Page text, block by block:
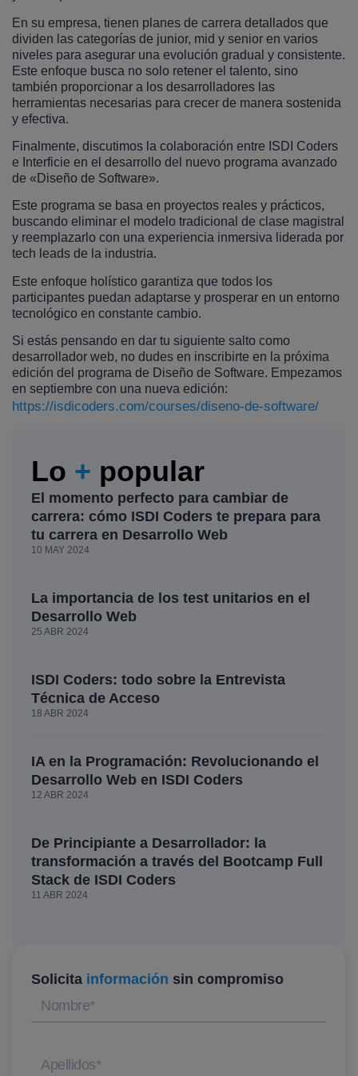
En su empresa, tienen planes de carrera detallados que
dividen las categorías de junior, mid y senior en varios
niveles para asegurar una evolución gradual y consistente.
Este enfoque busca no solo retener el talento, sino
también proporcionar a los desarrolladores las
herramientas necesarias para crecer de manera sostenida
y efectiva.
Finalmente, discutimos la colaboración entre ISDI Coders
e Interficie en el desarrollo del nuevo programa avanzado
de «Diseño de Software».
Este programa se basa en proyectos reales y prácticos,
buscando eliminar el modelo tradicional de clase magistral
y reemplazarlo con una experiencia inmersiva liderada por
tech leads de la industria.
Este enfoque holístico garantiza que todos los
participantes puedan adaptarse y prosperar en un entorno
tecnológico en constante cambio.
Si estás pensando en dar tu siguiente salto como
desarrollador web, no dudes en inscribirte en la próxima
edición del programa de Diseño de Software. Empezamos
en septiembre con una nueva edición:
https://isdicoders.com/courses/diseno-de-software/
Lo + popular
El momento perfecto para cambiar de
carrera: cómo ISDI Coders te prepara para
tu carrera en Desarrollo Web
10 MAY 2024
La importancia de los test unitarios en el
Desarrollo Web
25 ABR 2024
ISDI Coders: todo sobre la Entrevista
Técnica de Acceso
18 ABR 2024
IA en la Programación: Revolucionando el
Desarrollo Web en ISDI Coders
12 ABR 2024
De Principiante a Desarrollador: la
transformación a través del Bootcamp Full
Stack de ISDI Coders
11 ABR 2024
Solicita información sin compromiso
Nombre*
Apellidos*